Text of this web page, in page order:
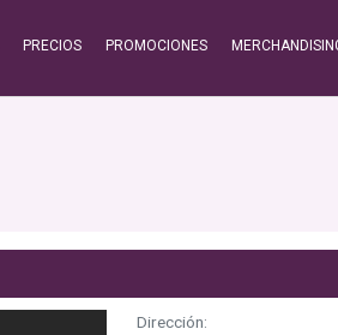
PRECIOS PROMOCIONES
Dirección: